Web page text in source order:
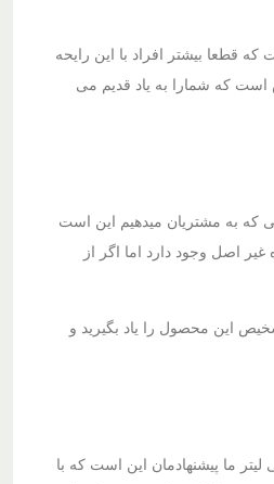
قطعا بیشتر افراد با این رایحه
است که شمارا به یاد قدیم می
که به مشتریان میدهیم این است
اصل وجود دارد اما اگر از
این محصول را یاد بگیرید و
پیشنهادمان خرید مدل های 110 میلی لیتر بود اما در حال حاضر به دلیل وجود محصولات تقلبی در ابعاد 110 میلی لیتر ما پیشنهادمان این است که با